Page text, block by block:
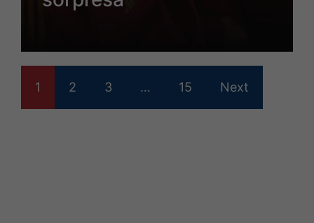
1 2 3 … 15 Next